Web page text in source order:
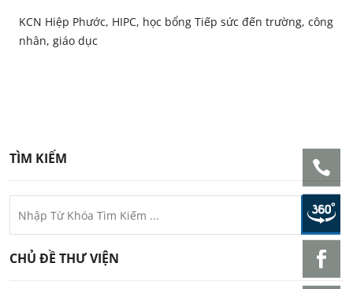
TÌM KIẾM
CHỦ ĐỀ THƯ VIỆN
KCN Hiệp Phước, HIPC, học bổng Tiếp sức đến trường, công
nhân, giáo dục